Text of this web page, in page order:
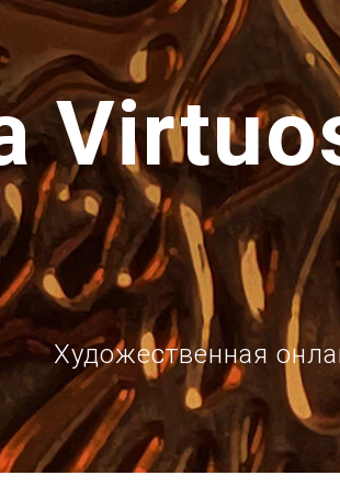
Художественная